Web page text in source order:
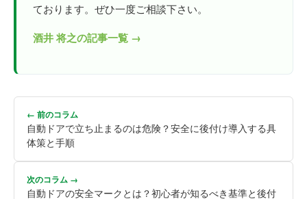
ております。ぜひ一度ご相談下さい。
酒井 将之の記事一覧 →
← 前のコラム
自動ドアで立ち止まるのは危険？安全に後付け導入する具
体策と手順
次のコラム →
自動ドアの安全マークとは？初心者が知るべき基準と後付